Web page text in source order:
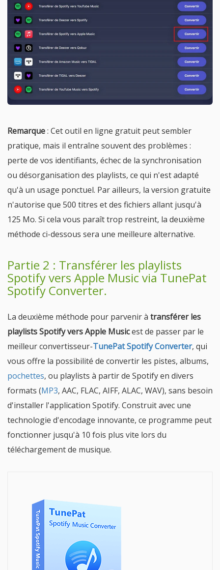
Remarque: Cet outil en ligne gratuit peut sembler
pratique, mais il entraîne souvent des problèmes :
perte de vos identifiants, échec de la synchronisation
ou désorganisation des playlists, ce qui n'est adapté
qu'à un usage ponctuel. Par ailleurs, la version gratuite
n'autorise que 500 titres et des fichiers allant jusqu'à
125 Mo. Si cela vous paraît trop restreint, la deuxième
méthode ci-dessous sera une meilleure alternative.
Partie 2 : Transférer les playlists
Spotify vers Apple Music via TunePat
Spotify Converter.
La deuxième méthode pour parvenir à transférer les
playlists Spotify vers Apple Musicest de passer par le
meilleur convertisseur-TunePat Spotify Converter, qui
vous offre la possibilité de convertir les pistes, albums,
pochettes, ou playlists à partir de Spotify en divers
formats (MP3, AAC, FLAC, AIFF, ALAC, WAV), sans besoin
d'installer l'application Spotify. Construit avec une
technologie d'encodage innovante, ce programme peut
fonctionner jusqu'à 10 fois plus vite lors du
téléchargement de musique.